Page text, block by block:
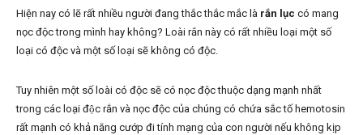
Hiện nay có lẽ rất nhiều người đang thắc thắc mắc là rắn lục có mang
nọc độc trong mình hay không? Loài rắn này có rất nhiều loại một số
loại có độc và một số loại sẽ không có độc.
Tuy nhiên một số loài có độc sẽ có nọc độc thuộc dạng mạnh nhất
trong các loại độc rắn và nọc độc của chúng có chứa sắc tố hemotosin
rất mạnh có khả năng cướp đi tính mạng của con người nếu không kịp